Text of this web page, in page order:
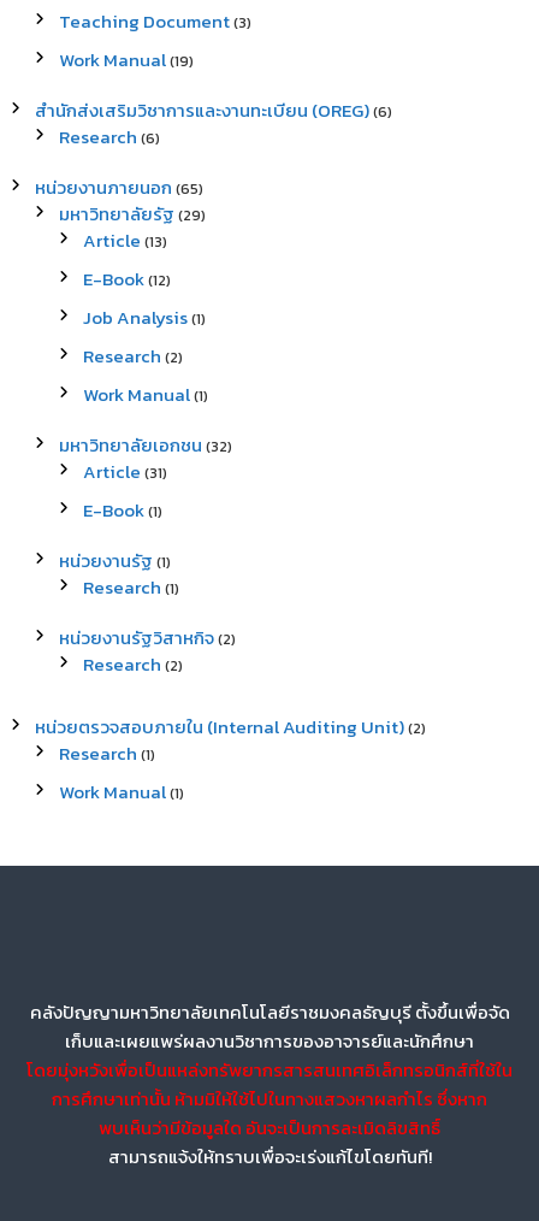
Teaching Document(3)
Work Manual(19)
สำนักส่งเสริมวิชาการและงานทะเบียน (OREG)(6)
Research (6)
หน่วยงานภายนอก (65)
มหาวิทยาลัยรัฐ (29)
Article (13)
E-Book(12)
Job Analysis(1)
Research (2)
Work Manual(1)
มหาวิทยาลัยเอกชน (32)
Article (31)
E-Book(1)
หน่วยงานรัฐ (1)
Research (1)
หน่วยงานรัฐวิสาหกิจ(2)
Research (2)
หน่วยตรวจสอบภายใน (Internal Auditing Unit)(2)
Research (1)
Work Manual(1)
คลังปัญญามหาวิทยาลัยเทคโนโลยีราชมงคลธัญบุรี ตั้งขึ้นเพื่อจัด
เก็บและเผยแพร่ผลงานวิชาการของอาจารย์และนักศึกษา
โดยมุ่งหวังเพื่อเป็นแหล่งทรัพยากรสารสนเทศอิเล็กทรอนิกส์ที่ใช้ใน
การศึกษาเท่านั้น ห้ามมิให้ใช้ไปในทางแสวงหาผลกำไร ซึ่งหาก
พบเห็นว่ามีข้อมูลใด อันจะเป็นการละเมิดลิขสิทธิ์
สามารถแจ้งให้ทราบเพื่อจะเร่งแก้ไขโดยทันที!